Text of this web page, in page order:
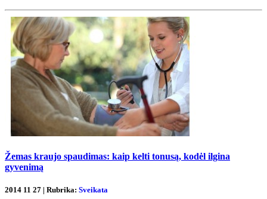
Žemas kraujo spaudimas: kaip kelti tonusą, kodėl ilgina
gyvenimą
2014 11 27 | Rubrika: Sveikata